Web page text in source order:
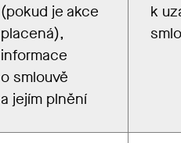
(pokud je akce
placená),
informace
o smlouvě
a jejím plnění
k